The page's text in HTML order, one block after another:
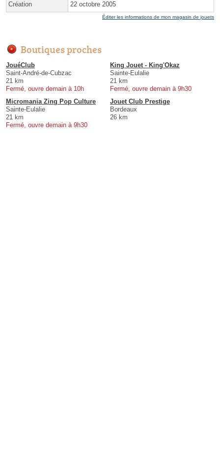
Création 22 octobre 2005
Éditer les informations de mon magasin de jouets
Boutiques proches
JouéClub
Saint-André-de-Cubzac
21 km
Fermé, ouvre demain à 10h
King Jouet - King'Okaz
Sainte-Eulalie
21 km
Fermé, ouvre demain à 9h30
Micromania Zing Pop Culture
Sainte-Eulalie
21 km
Fermé, ouvre demain à 9h30
Jouet Club Prestige
Bordeaux
26 km